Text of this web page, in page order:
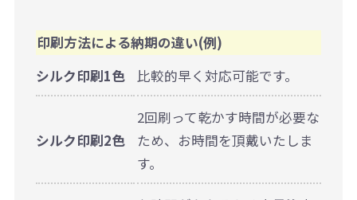
印刷方法による納期の違い(例)
シルク印刷1色
比較的早く対応可能です。
シルク印刷2色
2回刷って乾かす時間が必要な
ため、お時間を頂戴いたしま
す。